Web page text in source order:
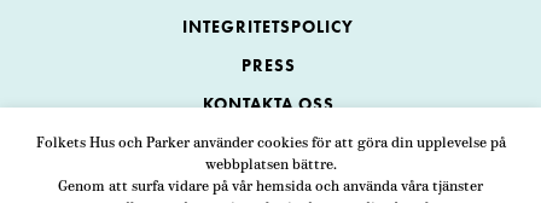
Folkets Hus och Parker använder cookies för att göra din upplevelse på
webbplatsen bättre.
Genom att surfa vidare på vår hemsida och använda våra tjänster
INTEGRITETSPOLICY
PRESS
KONTAKTA OSS
Folkets Hus och Parker